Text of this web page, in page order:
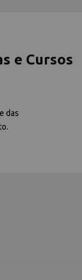
e Cursos
das